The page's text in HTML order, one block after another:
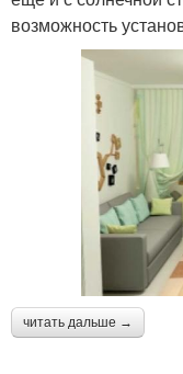
возможность
читать дальше →